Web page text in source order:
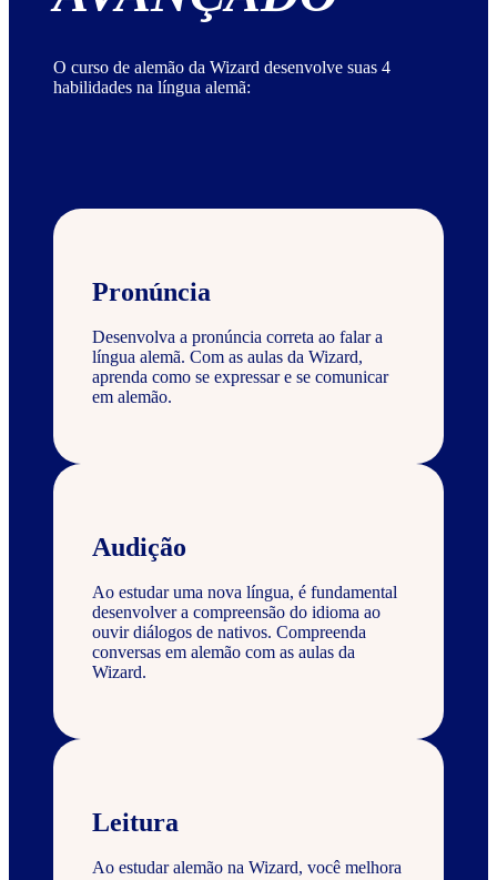
O curso de alemão da Wizard desenvolve suas 4
habilidades na língua alemã:
Pronúncia
Desenvolva a pronúncia correta ao falar a
língua alemã. Com as aulas da Wizard,
aprenda como se expressar e se comunicar
em alemão.
Audição
Ao estudar uma nova língua, é fundamental
desenvolver a compreensão do idioma ao
ouvir diálogos de nativos. Compreenda
conversas em alemão com as aulas da
Wizard.
Leitura
Ao estudar alemão na Wizard, você melhora